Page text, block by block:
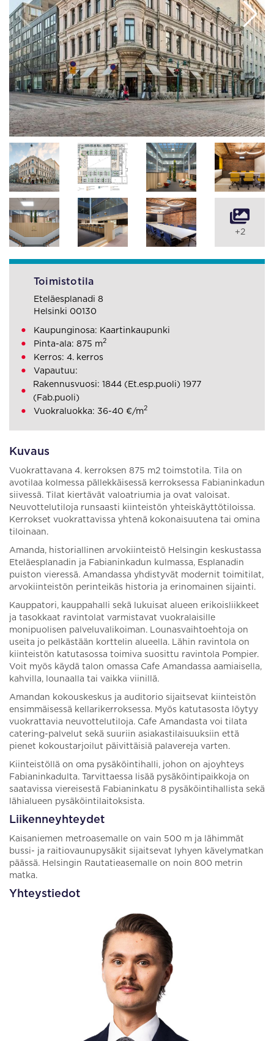
Kuvaus
Vuokrattavana 4. kerroksen 875 m2 toimstotila. Tila on
avotilaa kolmessa pällekkäisessä kerroksessa Fabianinkadun
siivessä. Tilat kiertävät valoatriumia ja ovat valoisat.
Neuvottelutiloja runsaasti kiinteistön yhteiskäyttötiloissa.
Kerrokset vuokrattavissa yhtenä kokonaisuutena tai omina
tiloinaan.
Amanda, historiallinen arvokiinteistö Helsingin keskustassa
Eteläesplanadin ja Fabianinkadun kulmassa, Esplanadin
puiston vieressä. Amandassa yhdistyvät modernit toimitilat,
arvokiinteistön perinteikäs historia ja erinomainen sijainti.
Kauppatori, kauppahalli sekä lukuisat alueen erikoisliikkeet
ja tasokkaat ravintolat varmistavat vuokralaisille
monipuolisen palveluvalikoiman. Lounasvaihtoehtoja on
useita jo pelkästään korttelin alueella. Lähin ravintola on
kiinteistön katutasossa toimiva suosittu ravintola Pompier.
Voit myös käydä talon omassa Cafe Amandassa aamiaisella,
kahvilla, lounaalla tai vaikka viinillä.
Amandan kokouskeskus ja auditorio sijaitsevat kiinteistön
ensimmäisessä kellarikerroksessa. Myös katutasosta löytyy
vuokrattavia neuvottelutiloja. Cafe Amandasta voi tilata
catering-palvelut sekä suuriin asiakastilaisuuksiin että
pienet kokoustarjoilut päivittäisiä palavereja varten.
Kiinteistöllä on oma pysäköintihalli, johon on ajoyhteys
Fabianinkadulta. Tarvittaessa lisää pysäköintipaikkoja on
saatavissa viereisestä Fabianinkatu 8 pysäköintihallista sekä
lähialueen pysäköintilaitoksista.
Liikenneyhteydet
Kaisaniemen metroasemalle on vain 500 m ja lähimmät
bussi- ja raitiovaunupysäkit sijaitsevat lyhyen kävelymatkan
päässä. Helsingin Rautatieasemalle on noin 800 metrin
matka.
Yhteystiedot
+2
Toimistotila
Eteläesplanadi 8
Helsinki 00130
Kaupunginosa: Kaartinkaupunki
Pinta-ala: 875 m2
Kerros: 4. kerros
Vapautuu:
Rakennusvuosi: 1844 (Et.esp.puoli) 1977
(Fab.puoli)
Vuokraluokka: 36-40 €/m2